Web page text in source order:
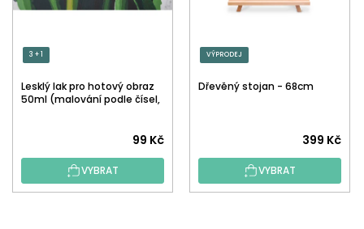
3 + 1
Lesklý lak pro hotový obraz
50ml (malování podle čísel,
hodnocení
produktu
je
99 Kč
VYBRAT
VÝPRODEJ
Dřevěný stojan - 68cm
399 Kč
VYBRAT